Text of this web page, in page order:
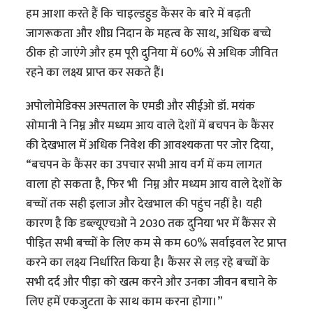
हम आशा करते हैं कि चाइल्डहुड कैंसर के बारे में बढ़ती
जागरूकता और शीघ्र निदान के महत्व के साथ, अधिक बच्चे
ठीक हो जाएंगे और हम पूरी दुनिया में 60% से अधिक जीवित
रहने का लक्ष्य प्राप्त कर सकते हैं।
अपोलोमेडिक्स अस्पताल के एमडी और सीईओ डॉ. मयंक
सोमानी ने निम्न और मध्यम आय वाले देशों में बचपन के कैंसर
की देखभाल में अधिक निवेश की आवश्यकता पर जोर दिया,
“बचपन के कैंसर का उपचार सभी आय वर्ग में कम लागत
वाला हो सकता है, फिर भी निम्न और मध्यम आय वाले देशों के
बच्चों तक सही इलाज और देखभाल की पहुंच नहीं है। यही
कारण है कि डब्ल्यूएचओ ने 2030 तक दुनिया भर में कैंसर से
पीड़ित सभी बच्चों के लिए कम से कम 60% सर्वाइवल रेट प्राप्त
करने का लक्ष्य निर्धारित किया है। कैंसर से लड़ रहे बच्चों के
सभी दर्द और पीड़ा को खत्म करने और उनका जीवन बचाने के
लिए हमें एकजुटता के साथ काम करना होगा।”